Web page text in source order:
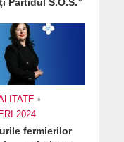
Partidul S.O.S.”
•
2024
fermierilor